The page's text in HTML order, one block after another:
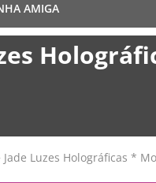
AMIGA
Luzes Holográficas *